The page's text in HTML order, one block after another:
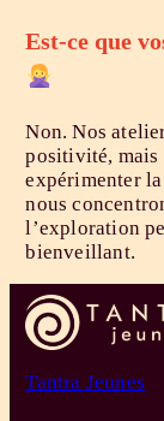
Est-ce que
Non. Nos
positivité, mais
expérimenter
nous
l’exploration
bienveillant.
Tantra Jeunes